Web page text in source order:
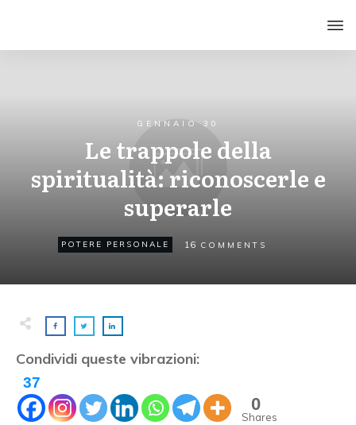
GENNAIO 30
Le trappole della
spiritualità: riconoscerle e
superarle
POTERE PERSONALE 16 COMMENTS
Condividi queste vibrazioni:
37
0
Shares